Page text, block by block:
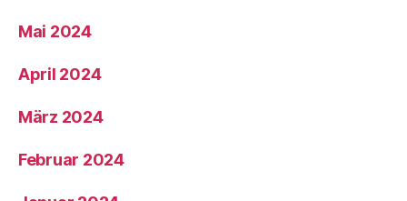
Mai 2024
April 2024
März 2024
Februar 2024